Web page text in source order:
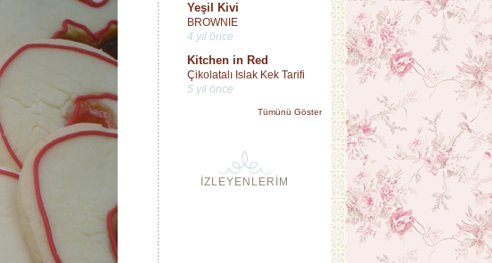
Yeşil Kivi
BROWNIE
4 yıl önce
Kitchen in Red
Çikolatalı Islak Kek Tarifi
5 yıl önce
Tümünü Göster
İZLEYENLERİM